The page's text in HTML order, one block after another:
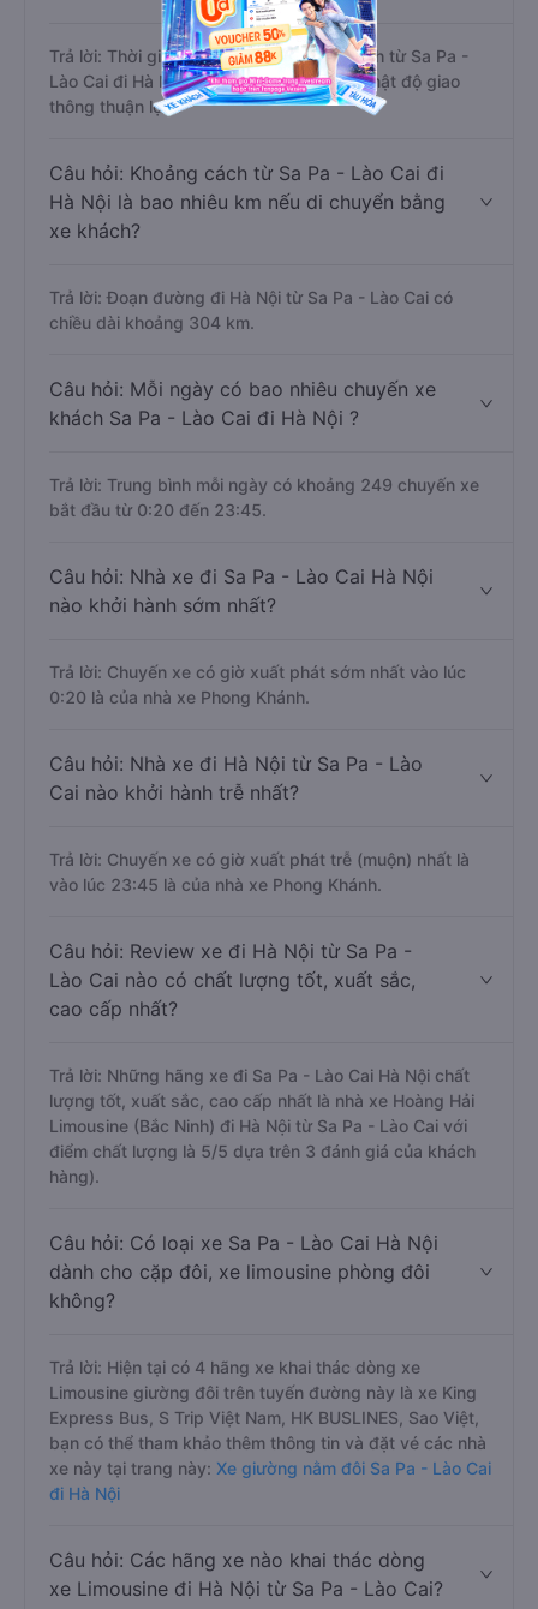
Trả lời: Thời gian di chuyển bằng xe khách từ Sa Pa -
Lào Cai đi Hà Nội khoảng 5.8 tiếng, nếu mật độ giao
thông thuận lợi.
Câu hỏi: Khoảng cách từ Sa Pa - Lào Cai đi
Hà Nội là bao nhiêu km nếu di chuyển bằng
xe khách?
Trả lời: Đoạn đường đi Hà Nội từ Sa Pa - Lào Cai có
chiều dài khoảng 304 km.
Câu hỏi: Mỗi ngày có bao nhiêu chuyến xe
khách Sa Pa - Lào Cai đi Hà Nội ?
Trả lời: Trung bình mỗi ngày có khoảng 249 chuyến xe
bắt đầu từ 0:20 đến 23:45.
Câu hỏi: Nhà xe đi Sa Pa - Lào Cai Hà Nội
nào khởi hành sớm nhất?
Trả lời: Chuyến xe có giờ xuất phát sớm nhất vào lúc
0:20 là của nhà xe Phong Khánh.
Câu hỏi: Nhà xe đi Hà Nội từ Sa Pa - Lào
Cai nào khởi hành trễ nhất?
Trả lời: Chuyến xe có giờ xuất phát trễ (muộn) nhất là
vào lúc 23:45 là của nhà xe Phong Khánh.
Câu hỏi: Review xe đi Hà Nội từ Sa Pa -
Lào Cai nào có chất lượng tốt, xuất sắc,
cao cấp nhất?
Trả lời: Những hãng xe đi Sa Pa - Lào Cai Hà Nội chất
lượng tốt, xuất sắc, cao cấp nhất là nhà xe Hoàng Hải
Limousine (Bắc Ninh) đi Hà Nội từ Sa Pa - Lào Cai với
điểm chất lượng là 5/5 dựa trên 3 đánh giá của khách
hàng).
Câu hỏi: Có loại xe Sa Pa - Lào Cai Hà Nội
dành cho cặp đôi, xe limousine phòng đôi
không?
Trả lời: Hiện tại có 4 hãng xe khai thác dòng xe
Limousine giường đôi trên tuyến đường này là xe King
Express Bus, S Trip Việt Nam, HK BUSLINES, Sao Việt,
bạn có thể tham khảo thêm thông tin và đặt vé các nhà
xe này tại trang này: Xe giường nằm đôi Sa Pa - Lào Cai
đi Hà Nội
Câu hỏi: Các hãng xe nào khai thác dòng
xe Limousine đi Hà Nội từ Sa Pa - Lào Cai?